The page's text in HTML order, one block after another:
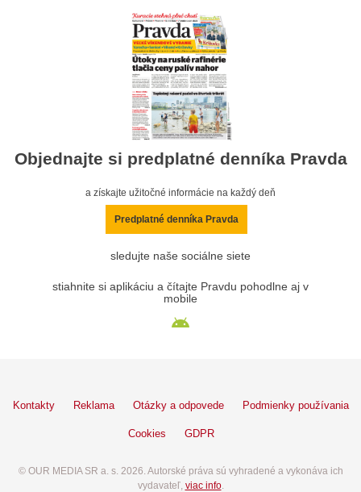
Objednajte si predplatné denníka Pravda
a získajte užitočné informácie na každý deň
Predplatné denníka Pravda
sledujte naše sociálne siete
stiahnite si aplikáciu a čítajte Pravdu pohodlne aj v
mobile
Kontakty Reklama Otázky a odpovede Podmienky používania
Cookies GDPR
© OUR MEDIA SR a. s. 2026. Autorské práva sú vyhradené a vykonáva ich
vydavateľ, viac info.